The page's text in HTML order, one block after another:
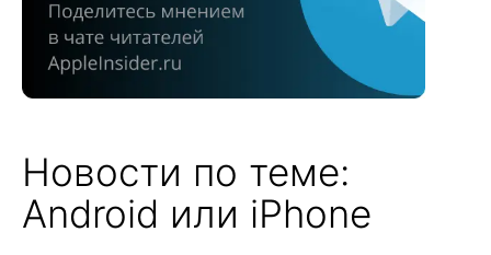
Новости по теме:
Android или iPhone